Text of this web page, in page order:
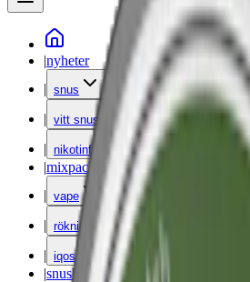
|nyheter
| snus
| vitt snus
| nikotinfritt
|mixpack
| vape
| rökning
| iqos
|snuskuriren